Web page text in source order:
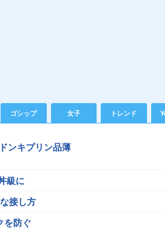
ゴシップ 女子 トレンド
ンキプリン品薄
級に
接し方
を防ぐ